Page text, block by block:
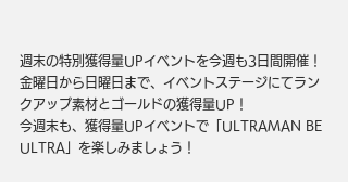
週末の特別獲得量UPイベントを今週も3日間開催！
金曜日から日曜日まで、イベントステージにてラン
クアップ素材とゴールドの獲得量UP！
今週末も、獲得量UPイベントで「ULTRAMAN BE
ULTRA」を楽しみましょう！